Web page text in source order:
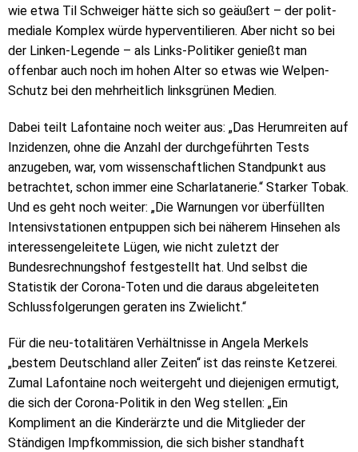
wie etwa Til Schweiger hätte sich so geäußert – der polit-
mediale Komplex würde hyperventilieren. Aber nicht so bei
der Linken-Legende – als Links-Politiker genießt man
offenbar auch noch im hohen Alter so etwas wie Welpen-
Schutz bei den mehrheitlich linksgrünen Medien.
Dabei teilt Lafontaine noch weiter aus: „Das Herumreiten auf
Inzidenzen, ohne die Anzahl der durchgeführten Tests
anzugeben, war, vom wissenschaftlichen Standpunkt aus
betrachtet, schon immer eine Scharlatanerie.“ Starker Tobak.
Und es geht noch weiter: „Die Warnungen vor überfüllten
Intensivstationen entpuppen sich bei näherem Hinsehen als
interessengeleitete Lügen, wie nicht zuletzt der
Bundesrechnungshof festgestellt hat. Und selbst die
Statistik der Corona-Toten und die daraus abgeleiteten
Schlussfolgerungen geraten ins Zwielicht.“
Für die neu-totalitären Verhältnisse in Angela Merkels
„bestem Deutschland aller Zeiten“ ist das reinste Ketzerei.
Zumal Lafontaine noch weitergeht und diejenigen ermutigt,
die sich der Corona-Politik in den Weg stellen: „Ein
Kompliment an die Kinderärzte und die Mitglieder der
Ständigen Impfkommission, die sich bisher standhaft